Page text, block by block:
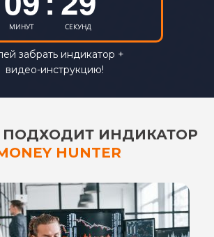
02
03
04
05
06
07
08
10
11
12
13
14
15
16
МИНУТ 29
30
31
32
33
34
35
СЕКУНД
забрать индикатор +
видео-инструкцию!
ПОДХОДИТ ИНДИКАТОР
HUNTER